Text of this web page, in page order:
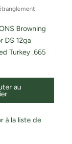
Browning
DS 12ga
Turkey .665
au
à la liste de